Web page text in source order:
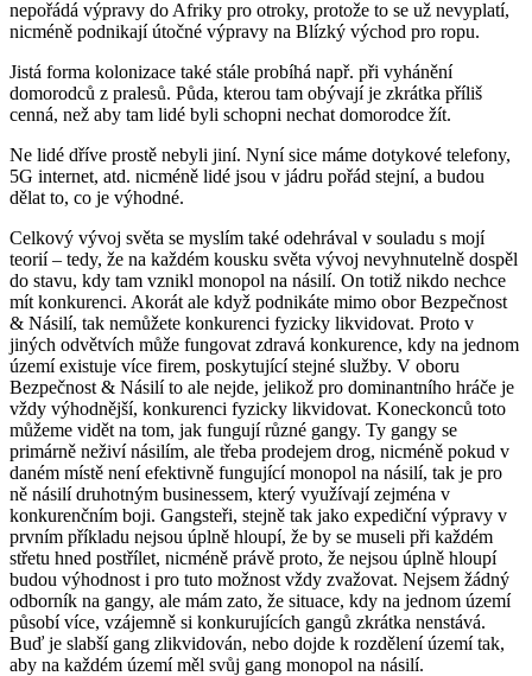
nepořádá výpravy do Afriky pro otroky, protože to se už nevyplatí,
nicméně podnikají útočné výpravy na Blízký východ pro ropu.
Jistá forma kolonizace také stále probíhá např. při vyhánění
domorodců z pralesů. Půda, kterou tam obývají je zkrátka příliš
cenná, než aby tam lidé byli schopni nechat domorodce žít.
Ne lidé dříve prostě nebyli jiní. Nyní sice máme dotykové telefony,
5G internet, atd. nicméně lidé jsou v jádru pořád stejní, a budou
dělat to, co je výhodné.
Celkový vývoj světa se myslím také odehrával v souladu s mojí
teorií – tedy, že na každém kousku světa vývoj nevyhnutelně dospěl
do stavu, kdy tam vznikl monopol na násilí. On totiž nikdo nechce
mít konkurenci. Akorát ale když podnikáte mimo obor Bezpečnost
& Násilí, tak nemůžete konkurenci fyzicky likvidovat. Proto v
jiných odvětvích může fungovat zdravá konkurence, kdy na jednom
území existuje více firem, poskytující stejné služby. V oboru
Bezpečnost & Násilí to ale nejde, jelikož pro dominantního hráče je
vždy výhodnější, konkurenci fyzicky likvidovat. Koneckonců toto
můžeme vidět na tom, jak fungují různé gangy. Ty gangy se
primárně neživí násilím, ale třeba prodejem drog, nicméně pokud v
daném místě není efektivně fungující monopol na násilí, tak je pro
ně násilí druhotným businessem, který využívají zejména v
konkurenčním boji. Gangsteři, stejně tak jako expediční výpravy v
prvním příkladu nejsou úplně hloupí, že by se museli při každém
střetu hned postřílet, nicméně právě proto, že nejsou úplně hloupí
budou výhodnost i pro tuto možnost vždy zvažovat. Nejsem žádný
odborník na gangy, ale mám zato, že situace, kdy na jednom území
působí více, vzájemně si konkurujících gangů zkrátka nenstává.
Buď je slabší gang zlikvidován, nebo dojde k rozdělení území tak,
aby na každém území měl svůj gang monopol na násilí.